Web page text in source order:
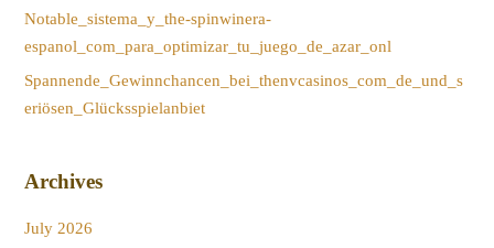
Notable_sistema_y_the-spinwinera-
espanol_com_para_optimizar_tu_juego_de_azar_onl
Spannende_Gewinnchancen_bei_thenvcasinos_com_de_und_s
eriösen_Glücksspielanbiet
Archives
July 2026